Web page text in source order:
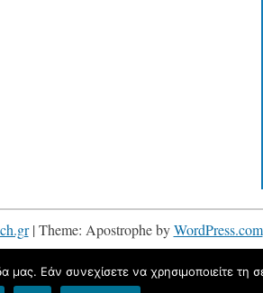
| Theme: Apostrophe byWordPress.com
Εάν συνεχίσετε να χρησιμοποιείτε τη